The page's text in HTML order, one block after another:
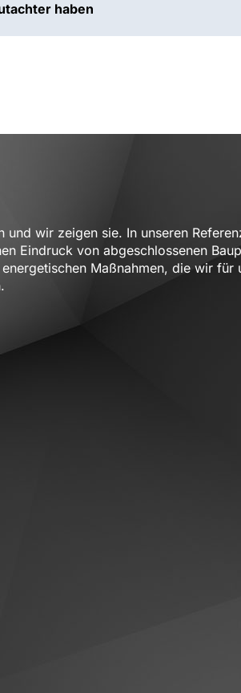
haben
und wir zeigen sie. In unseren
Eindruck von abgeschlossenen
Maßnahmen, die wir für